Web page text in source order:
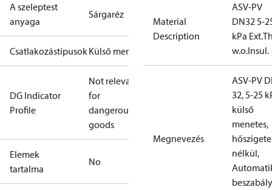
A szeleptest
anyaga
Sárgaréz
CsatlakozástípusokKülső menet
DG Indicator
Profile
Not relevant
for
dangerous
goods
Elemek
tartalma
No
Material
Description
ASV-PV
DN32 5-
kPa
w.o.Insul.
Megnevezés
ASV-PV
32, 5-25
külső
menetes,
nélkül,